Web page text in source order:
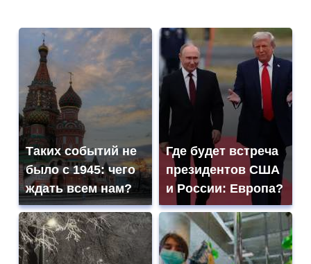
Таких событий не
было с 1945: чего
ждать всем нам?
Где будет встреча
президентов США
и России: Европа?